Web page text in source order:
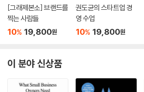
[그래제본소] 브랜드를
찍는 사람들
10% 19,800원
권도균의 스타트업 경
영 수업
10% 19,800원
이 분야 신상품